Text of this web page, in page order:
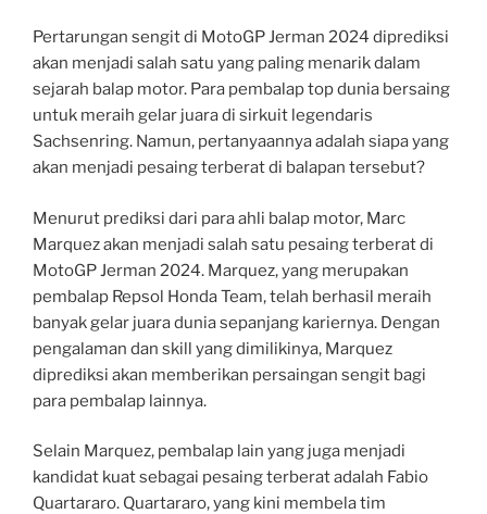
Pertarungan sengit di MotoGP Jerman 2024 diprediksi
akan menjadi salah satu yang paling menarik dalam
sejarah balap motor. Para pembalap top dunia bersaing
untuk meraih gelar juara di sirkuit legendaris
Sachsenring. Namun, pertanyaannya adalah siapa yang
akan menjadi pesaing terberat di balapan tersebut?
Menurut prediksi dari para ahli balap motor, Marc
Marquez akan menjadi salah satu pesaing terberat di
MotoGP Jerman 2024. Marquez, yang merupakan
pembalap Repsol Honda Team, telah berhasil meraih
banyak gelar juara dunia sepanjang kariernya. Dengan
pengalaman dan skill yang dimilikinya, Marquez
diprediksi akan memberikan persaingan sengit bagi
para pembalap lainnya.
Selain Marquez, pembalap lain yang juga menjadi
kandidat kuat sebagai pesaing terberat adalah Fabio
Quartararo. Quartararo, yang kini membela tim